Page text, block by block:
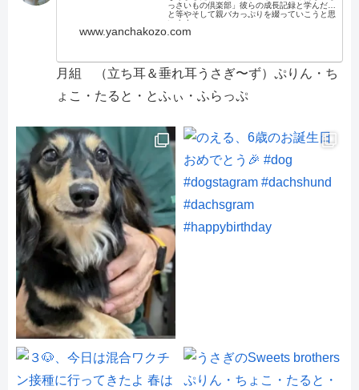
っさいもの倶楽部」彼らの成長記録と学んだこ
と等やそして親バカっぷりを綴っていこうと思
います。
www.yanchakozo.com
月組 （立ち耳＆垂れ耳うさぎ〜ず）ぷりん・ち
ょこ・たると・とふぃ・ふらっぷ